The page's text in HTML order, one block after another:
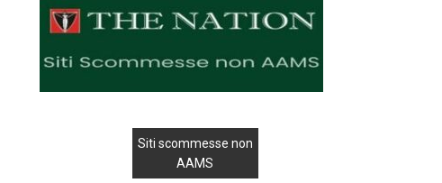
Siti scommesse non
AAMS